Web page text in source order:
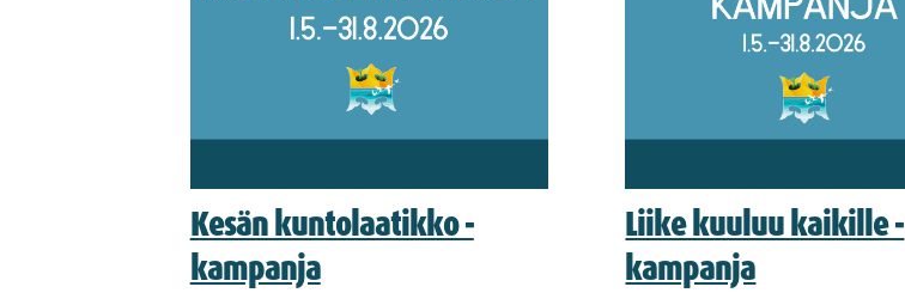
Kesän kuntolaatikko -
kampanja
Liike kuuluu kaikille -
kampanja